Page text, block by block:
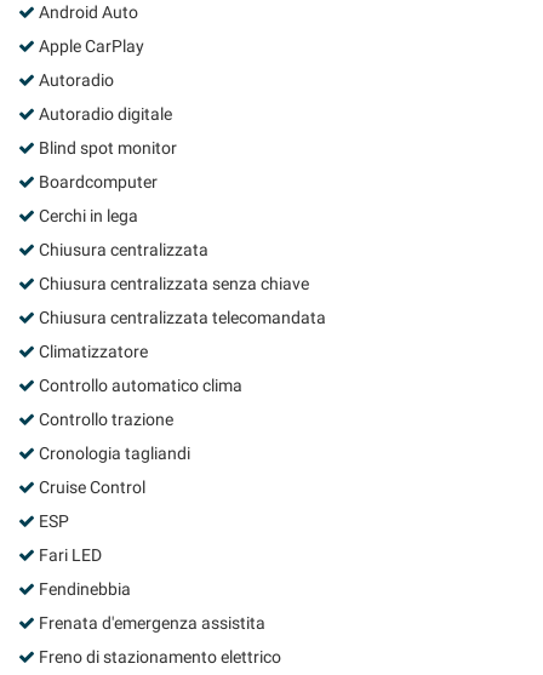
Android Auto
Apple CarPlay
Autoradio
Autoradio digitale
Blind spot monitor
Boardcomputer
Cerchi in lega
Chiusura centralizzata
Chiusura centralizzata senza chiave
Chiusura centralizzata telecomandata
Climatizzatore
Controllo automatico clima
Controllo trazione
Cronologia tagliandi
Cruise Control
ESP
Fari LED
Fendinebbia
Frenata d'emergenza assistita
Freno di stazionamento elettrico